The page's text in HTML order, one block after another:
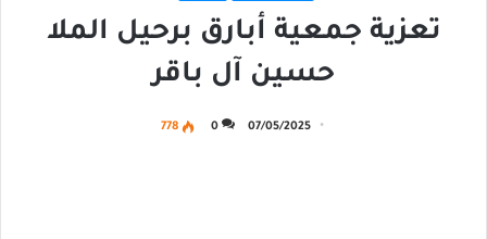
تعزية جمعية أبارق برحيل الملا
حسين آل باقر
07/05/2025
0
778